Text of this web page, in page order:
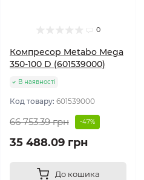
0
Компресор Metabo Mega
350-100 D (601539000)
В наявності
Код товару: 601539000
66 753.39 грн -47%
35 488.09 грн
До кошика